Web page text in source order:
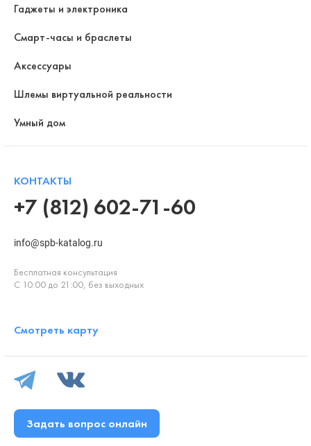
Гаджеты и электроника
Смарт-часы и браслеты
Аксессуары
Шлемы виртуальной реальности
Умный дом
КОНТАКТЫ
+7 (812) 602-71-60
info@spb-katalog.ru
Бесплатная консультация
С 10:00 до 21:00, без выходных
Смотреть карту
Задать вопрос онлайн